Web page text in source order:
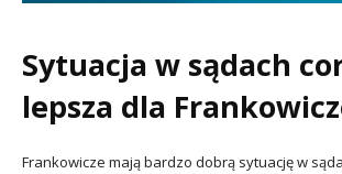
Sytuacja w sądach
lepsza dla
Frankowicze mają bardzo dobrą sytuację w